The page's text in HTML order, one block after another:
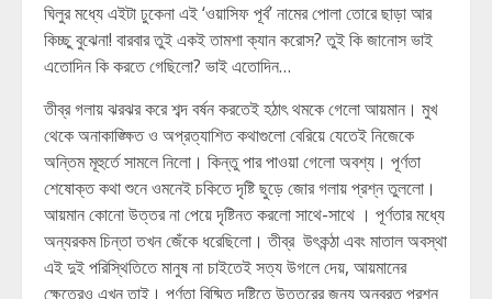
ঘিলুর মধ্যে এইটা ঢুকেনা এই ‘ওয়াসিফ পূর্ব’ নামের পোলা তোরে ছাড়া আর
কিচ্ছু বুঝেনা! বারবার তুই একই তামশা ক্যান করোস? তুই কি জানোস ভাই
এতোদিন কি করতে গেছিলো? ভাই এতোদিন…
তীব্র গলায় ঝরঝর করে শব্দ বর্ষন করতেই হঠাৎ থমকে গেলো আয়মান। মুখ
থেকে অনাকাঙ্ক্ষিত ও অপ্রত্যাশিত কথাগুলো বেরিয়ে যেতেই নিজেকে
অন্তিম মূহুর্তে সামলে নিলো। কিন্তু পার পাওয়া গেলো অবশ্য। পূর্ণতা
শেষোক্ত কথা শুনে ওমনেই চকিতে দৃষ্টি ছুড়ে জোর গলায় প্রশ্ন তুললো।
আয়মান কোনো উত্তর না পেয়ে দৃষ্টিনত করলো সাথে-সাথে । পূর্ণতার মধ্যে
অন্যরকম চিন্তা তখন জেঁকে ধরেছিলো। তীব্র উৎকন্ঠা এবং মাতাল অবস্থা
এই দুই পরিস্থিতিতে মানুষ না চাইতেই সত্য উগলে দেয়, আয়মানের
ক্ষেত্রেও এখন তাই। পূর্ণতা বিষ্মিত দৃষ্টিতে উত্তরের জন্য অনবরত প্রশ্ন